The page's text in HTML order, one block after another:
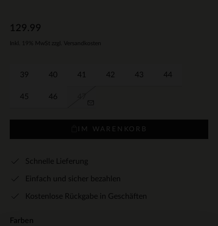
129.99
Inkl. 19% MwSt zzgl. Versandkosten
39 40 41 42 43 44
45 46
IM WARENKORB
Schnelle Lieferung
Einfach und sicher bezahlen
Kostenlose Rückgabe in Geschäften
Farben